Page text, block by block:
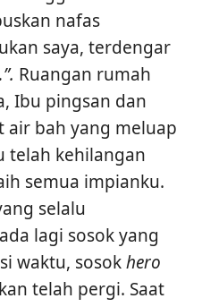
nafas
saya, terdengar
. Ruangan rumah
Ibu pingsan dan
air bah yang meluap
telah kehilangan
semua impianku.
selalu
lagi sosok yang
waktu, sosokhero
telah pergi. Saat